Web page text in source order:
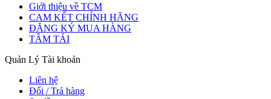
Giới thiệu về TCM
CAM KẾT CHÍNH HÃNG
ĐĂNG KÝ MUA HÀNG
TÂM TẢI
Quản Lý Tài khoản
Liên hệ
Đổi / Trả hàng